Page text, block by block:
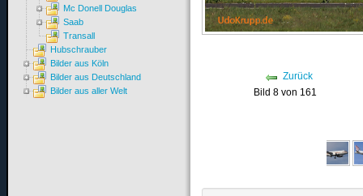
Zurück
Bild 8 von 161
Mc Donell Douglas
Saab
Transall
Hubschrauber
Bilder aus Köln
Bilder aus Deutschland
Bilder aus aller Welt